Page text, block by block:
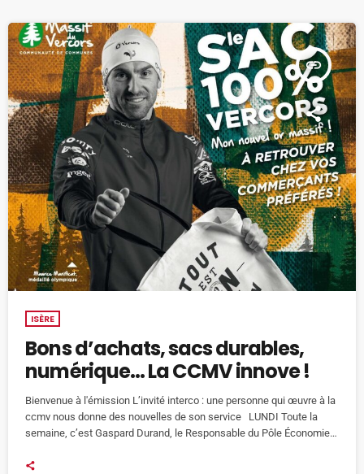
insert_link
ISÈRE
Bons d’achats, sacs durables,
numérique… La CCMV innove !
Bienvenue à l'émission L’invité interco : une personne qui œuvre à la
ccmv nous donne des nouvelles de son service LUNDI Toute la
semaine, c’est Gaspard Durand, le Responsable du Pôle Économie
l'Opération 100 % Vercors. Les élus de la Communauté de